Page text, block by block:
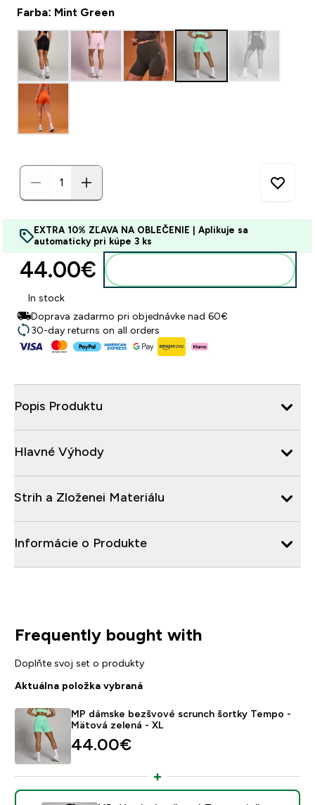
Farba: Mint Green
EXTRA 10% ZĽAVA NA OBLEČENIE | Aplikuje sa
automaticky pri kúpe 3 ks
44.00€‎
In stock
Doprava zadarmo pri objednávke nad 60€
30-day returns on all orders
Popis Produktu
Hlavné Výhody
Strih a Zloženei Materiálu
Informácie o Produkte
Frequently bought with
Doplňte svoj set o produkty
Aktuálna položka vybraná
MP dámske bezšvové scrunch šortky Tempo -
Mätová zelená - XL
44.00€‎